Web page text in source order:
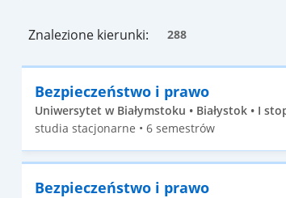
Znalezione kierunki: 288
Bezpieczeństwo i prawo
Uniwersytet w Białymstoku • Białystok • I
studia stacjonarne • 6 semestrów
Bezpieczeństwo i prawo